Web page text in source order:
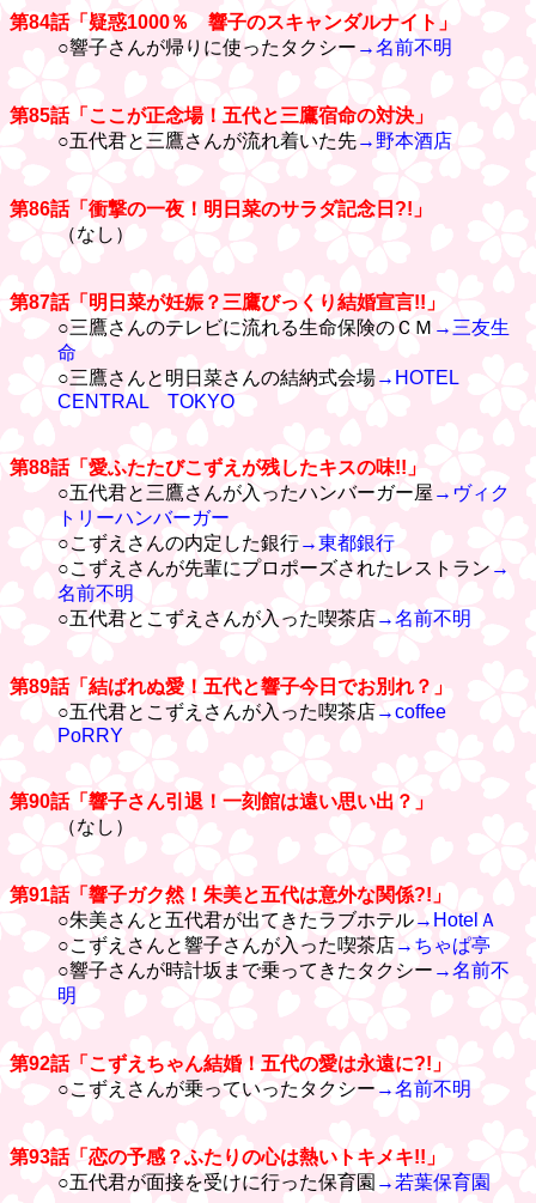
第84話「疑惑1000％ 響子のスキャンダルナイト」
○響子さんが帰りに使ったタクシー →名前不明
第85話「ここが正念場！五代と三鷹宿命の対決」
○五代君と三鷹さんが流れ着いた先→野本酒店
第86話「衝撃の一夜！明日菜のサラダ記念日?!」
（なし）
第87話「明日菜が妊娠？三鷹びっくり結婚宣言!!」
○三鷹さんのテレビに流れる生命保険のＣＭ →三友生
命
○三鷹さんと明日菜さんの結納式会場→HOTEL
CENTRAL TOKYO
第88話「愛ふたたびこずえが残したキスの味!!」
○五代君と三鷹さんが入ったハンバーガー屋 →ヴィク
トリーハンバーガー
○こずえさんの内定した銀行→東都銀行
○こずえさんが先輩にプロポーズされたレストラン →
名前不明
○五代君とこずえさんが入った喫茶店→名前不明
第89話「結ばれぬ愛！五代と響子今日でお別れ？」
○五代君とこずえさんが入った喫茶店→coffee
PoRRY
第90話「響子さん引退！一刻館は遠い思い出？」
（なし）
第91話「響子ガク然！朱美と五代は意外な関係?!」
○朱美さんと五代君が出てきたラブホテル→HotelＡ
○こずえさんと響子さんが入った喫茶店→ちゃぱ亭
○響子さんが時計坂まで乗ってきたタクシー →名前不
明
第92話「こずえちゃん結婚！五代の愛は永遠に?!」
○こずえさんが乗っていったタクシー →名前不明
第93話「恋の予感？ふたりの心は熱いトキメキ!!」
○五代君が面接を受けに行った保育園 →若葉保育園